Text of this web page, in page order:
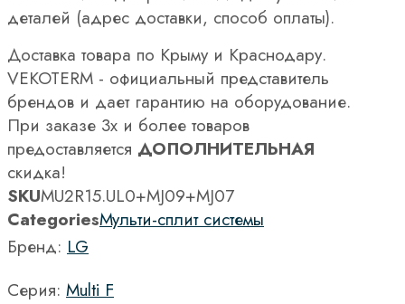
деталей (адрес доставки, способ оплаты).
Доставка товара по Крыму и Краснодару.
VEKOTERM - официальный представитель
брендов и дает гарантию на оборудование.
При заказе 3х и более товаров
предоставляется ДОПОЛНИТЕЛЬНАЯ
скидка!
SKUMU2R15.UL0+MJ09+MJ07
CategoriesМульти-сплит системы
Бренд: LG
Серия: Multi F